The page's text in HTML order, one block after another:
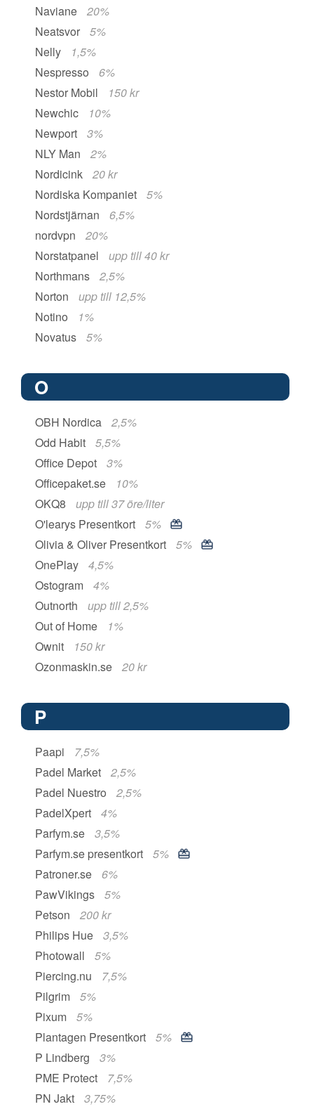
Naviane
20%
Neatsvor
5%
Nelly
1,5%
Nespresso
6%
Nestor Mobil
150 kr
Newchic
10%
Newport
3%
NLY Man
2%
Nordicink
20 kr
Nordiska Kompaniet
5%
Nordstjärnan
6,5%
nordvpn
20%
Norstatpanel
upp till 40 kr
Northmans
2,5%
Norton
upp till 12,5%
Notino
1%
Novatus
5%
O
OBH Nordica
2,5%
Odd Habit
5,5%
Office Depot
3%
Officepaket.se
10%
OKQ8
upp till 37 öre/liter
O'learys Presentkort
5%
Olivia & Oliver Presentkort
5%
OnePlay
4,5%
Ostogram
4%
Outnorth
upp till 2,5%
Out of Home
1%
Ownit
150 kr
Ozonmaskin.se
20 kr
P
Paapi
7,5%
Padel Market
2,5%
Padel Nuestro
2,5%
PadelXpert
4%
Parfym.se
3,5%
Parfym.se presentkort
5%
Patroner.se
6%
PawVikings
5%
Petson
200 kr
Philips Hue
3,5%
Photowall
5%
Piercing.nu
7,5%
Pilgrim
5%
Pixum
5%
Plantagen Presentkort
5%
P Lindberg
3%
PME Protect
7,5%
PN Jakt
3,75%